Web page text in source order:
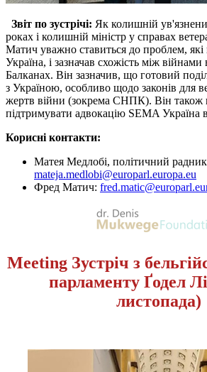
Звіт по зустрічі: Як колишній
роках і колишній міністр у справах
Матич уважно ставиться до проблем, які
Україна, і зазначав схожість між війнами
Балканах. Він зазначив, що готовий
з Україною, особливо щодо законів для
жертв війни (зокрема СНПК). Він також
підтримувати адвокацію SEMA Україна
Корисні контакти:
Матея Медлобі, політичний
mateja.medlobi@europarl.europa.eu
Фред Матич:
Meeting Зустріч з
парламенту Ґодел
листопада)